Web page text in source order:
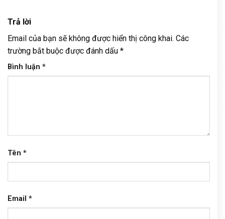
Trả lời
Email của bạn sẽ không được hiển thị công khai. Các
trường bắt buộc được đánh dấu *
Bình luận *
Tên *
Email *